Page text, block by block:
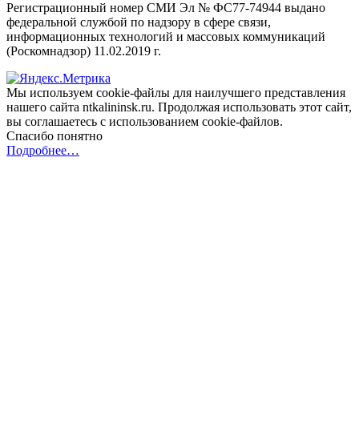
Регистрационный номер СМИ Эл № ФС77-74944 выдано
федеральной службой по надзору в сфере связи,
информационных технологий и массовых коммуникаций
(Роскомнадзор) 11.02.2019 г.
Мы используем cookie-файлы для наилучшего представления
нашего сайта ntkalininsk.ru. Продолжая использовать этот сайт,
вы соглашаетесь с использованием cookie-файлов.
Спасибо понятно
Подробнее…